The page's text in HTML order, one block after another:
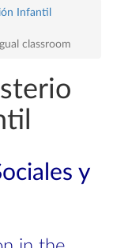
Infantil
classroom
y